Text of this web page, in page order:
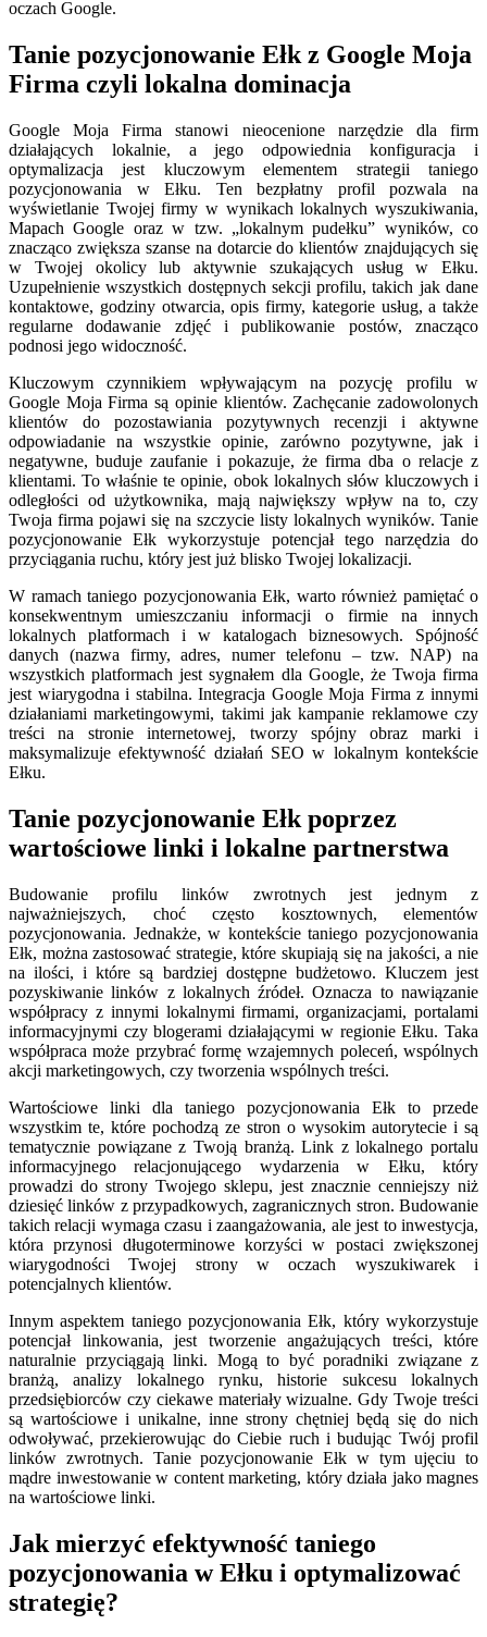
oczach Google.
Tanie pozycjonowanie Ełk z Google Moja
Firma czyli lokalna dominacja
Google Moja Firma stanowi nieocenione narzędzie dla firm
działających lokalnie, a jego odpowiednia konfiguracja i
optymalizacja jest kluczowym elementem strategii taniego
pozycjonowania w Ełku. Ten bezpłatny profil pozwala na
wyświetlanie Twojej firmy w wynikach lokalnych wyszukiwania,
Mapach Google oraz w tzw. „lokalnym pudełku” wyników, co
znacząco zwiększa szanse na dotarcie do klientów znajdujących się
w Twojej okolicy lub aktywnie szukających usług w Ełku.
Uzupełnienie wszystkich dostępnych sekcji profilu, takich jak dane
kontaktowe, godziny otwarcia, opis firmy, kategorie usług, a także
regularne dodawanie zdjęć i publikowanie postów, znacząco
podnosi jego widoczność.
Kluczowym czynnikiem wpływającym na pozycję profilu w
Google Moja Firma są opinie klientów. Zachęcanie zadowolonych
klientów do pozostawiania pozytywnych recenzji i aktywne
odpowiadanie na wszystkie opinie, zarówno pozytywne, jak i
negatywne, buduje zaufanie i pokazuje, że firma dba o relacje z
klientami. To właśnie te opinie, obok lokalnych słów kluczowych i
odległości od użytkownika, mają największy wpływ na to, czy
Twoja firma pojawi się na szczycie listy lokalnych wyników. Tanie
pozycjonowanie Ełk wykorzystuje potencjał tego narzędzia do
przyciągania ruchu, który jest już blisko Twojej lokalizacji.
W ramach taniego pozycjonowania Ełk, warto również pamiętać o
konsekwentnym umieszczaniu informacji o firmie na innych
lokalnych platformach i w katalogach biznesowych. Spójność
danych (nazwa firmy, adres, numer telefonu – tzw. NAP) na
wszystkich platformach jest sygnałem dla Google, że Twoja firma
jest wiarygodna i stabilna. Integracja Google Moja Firma z innymi
działaniami marketingowymi, takimi jak kampanie reklamowe czy
treści na stronie internetowej, tworzy spójny obraz marki i
maksymalizuje efektywność działań SEO w lokalnym kontekście
Ełku.
Tanie pozycjonowanie Ełk poprzez
wartościowe linki i lokalne partnerstwa
Budowanie profilu linków zwrotnych jest jednym z
najważniejszych, choć często kosztownych, elementów
pozycjonowania. Jednakże, w kontekście taniego pozycjonowania
Ełk, można zastosować strategie, które skupiają się na jakości, a nie
na ilości, i które są bardziej dostępne budżetowo. Kluczem jest
pozyskiwanie linków z lokalnych źródeł. Oznacza to nawiązanie
współpracy z innymi lokalnymi firmami, organizacjami, portalami
informacyjnymi czy blogerami działającymi w regionie Ełku. Taka
współpraca może przybrać formę wzajemnych poleceń, wspólnych
akcji marketingowych, czy tworzenia wspólnych treści.
Wartościowe linki dla taniego pozycjonowania Ełk to przede
wszystkim te, które pochodzą ze stron o wysokim autorytecie i są
tematycznie powiązane z Twoją branżą. Link z lokalnego portalu
informacyjnego relacjonującego wydarzenia w Ełku, który
prowadzi do strony Twojego sklepu, jest znacznie cenniejszy niż
dziesięć linków z przypadkowych, zagranicznych stron. Budowanie
takich relacji wymaga czasu i zaangażowania, ale jest to inwestycja,
która przynosi długoterminowe korzyści w postaci zwiększonej
wiarygodności Twojej strony w oczach wyszukiwarek i
potencjalnych klientów.
Innym aspektem taniego pozycjonowania Ełk, który wykorzystuje
potencjał linkowania, jest tworzenie angażujących treści, które
naturalnie przyciągają linki. Mogą to być poradniki związane z
branżą, analizy lokalnego rynku, historie sukcesu lokalnych
przedsiębiorców czy ciekawe materiały wizualne. Gdy Twoje treści
są wartościowe i unikalne, inne strony chętniej będą się do nich
odwoływać, przekierowując do Ciebie ruch i budując Twój profil
linków zwrotnych. Tanie pozycjonowanie Ełk w tym ujęciu to
mądre inwestowanie w content marketing, który działa jako magnes
na wartościowe linki.
Jak mierzyć efektywność taniego
pozycjonowania w Ełku i optymalizować
strategię?